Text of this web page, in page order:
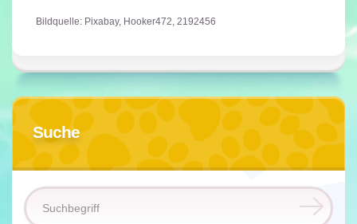
Bildquelle: Pixabay, Hooker472, 2192456
Suche